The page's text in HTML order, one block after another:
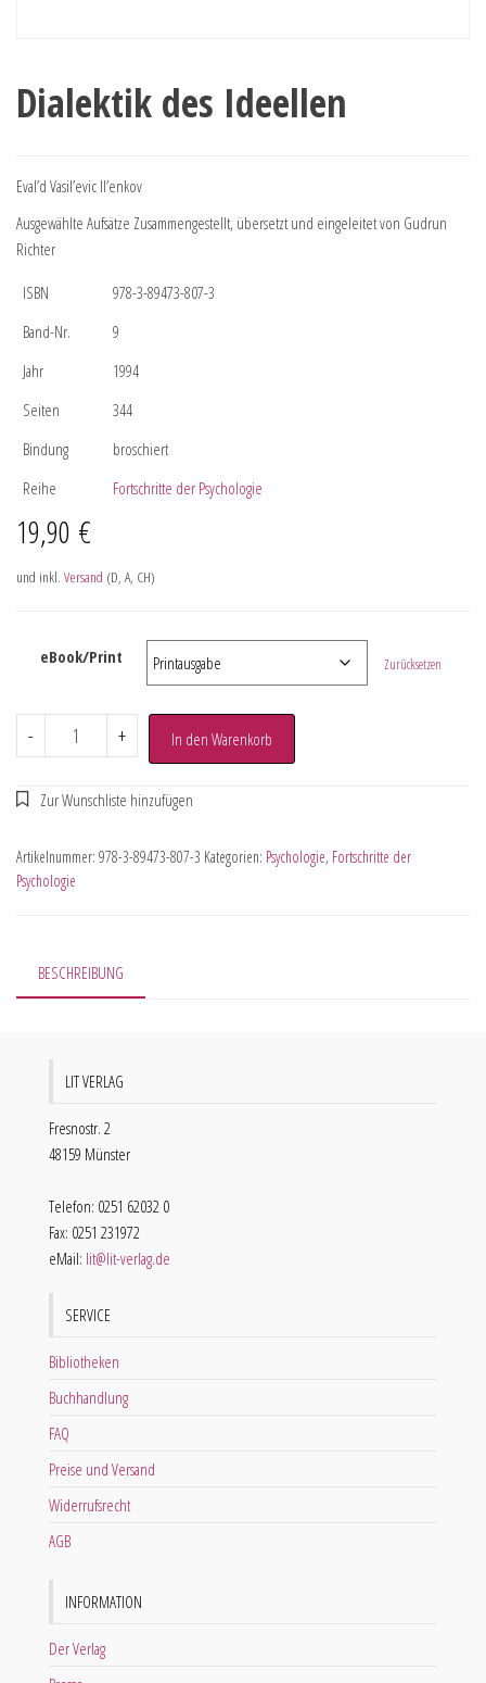
Dialektik des Ideellen
Eval’d Vasil’evic Il’enkov
Ausgewählte Aufsätze Zusammengestellt, übersetzt und eingeleitet von Gudrun
Richter
ISBN
978-3-89473-807-3
Band-Nr.
9
Jahr
1994
Seiten
344
Bindung
broschiert
Reihe
Fortschritte der Psychologie
19,90 €
und inkl. Versand (D, A, CH)
eBook/Print Zurücksetzen
- + In den Warenkorb
Artikelnummer: 978-3-89473-807-3 Kategorien: Psychologie, Fortschritte der
Psychologie
BESCHREIBUNG
LIT VERLAG
Fresnostr. 2
48159 Münster
Telefon: 0251 62032 0
Fax: 0251 231972
eMail: lit@lit-verlag.de
SERVICE
Bibliotheken
Buchhandlung
FAQ
Preise und Versand
Widerrufsrecht
AGB
INFORMATION
Der Verlag